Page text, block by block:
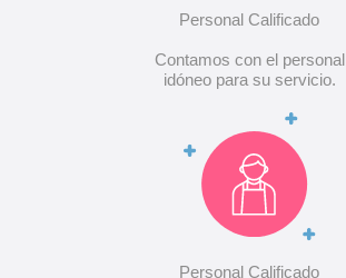
Personal Calificado
Contamos con el personal
idóneo para su servicio.
Personal Calificado